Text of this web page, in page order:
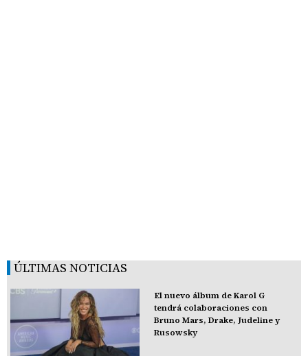
ÚLTIMAS NOTICIAS
El nuevo álbum de Karol G
tendrá colaboraciones con
Bruno Mars, Drake, Judeline y
Rusowsky